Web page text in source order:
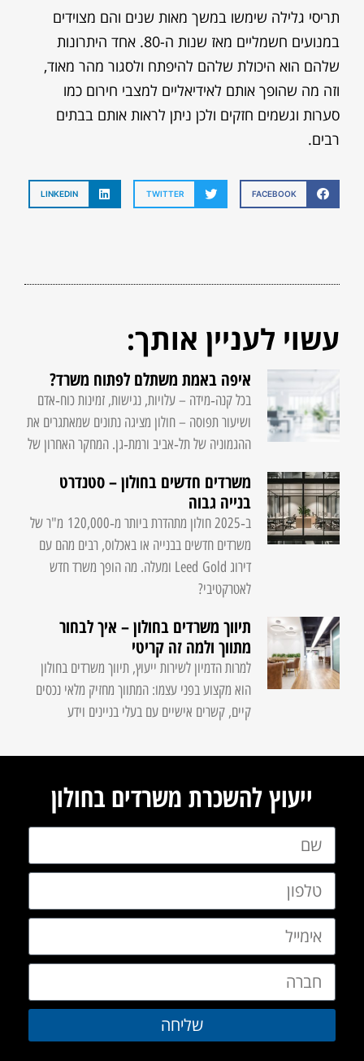
תריסי גלילה שימשו במשך מאות שנים והם מצוידים
במנועים חשמליים מאז שנות ה-80. אחד היתרונות
שלהם הוא היכולת שלהם להיפתח ולסגור מהר מאוד,
וזה מה שהופך אותם לאידיאליים למצבי חירום כמו
סערות וגשמים חזקים ולכן ניתן לראות אותם בבתים
רבים.
FACEBOOK
TWITTER
LINKEDIN
עשוי לעניין אותך:
איפה באמת משתלם לפתוח משרד?
בכל קנה‑מידה – עלויות, נגישות, זמינות כוח‑אדם
ושיעור תפוסה – חולון מציגה נתונים שמאתגרים את
ההגמוניה של תל‑אביב ורמת‑גן. המחקר האחרון של
משרדים חדשים בחולון – סטנדרט
בנייה גבוה
ב‑2025 חולון מתהדרת ביותר מ‑120,000 מ"ר של
משרדים חדשים בבנייה או באכלוס, רבים מהם עם
דירוג Leed Gold ומעלה. מה הופך משרד חדש
לאטרקטיבי?
תיווך משרדים בחולון – איך לבחור
מתווך ולמה זה קריטי
למרות הדמיון לשירות ייעוץ, תיווך משרדים בחולון
הוא מקצוע בפני עצמו: המתווך מחזיק מלאי נכסים
קיים, קשרים אישיים עם בעלי בניינים וידע
ייעוץ להשכרת משרדים בחולון
שליחה